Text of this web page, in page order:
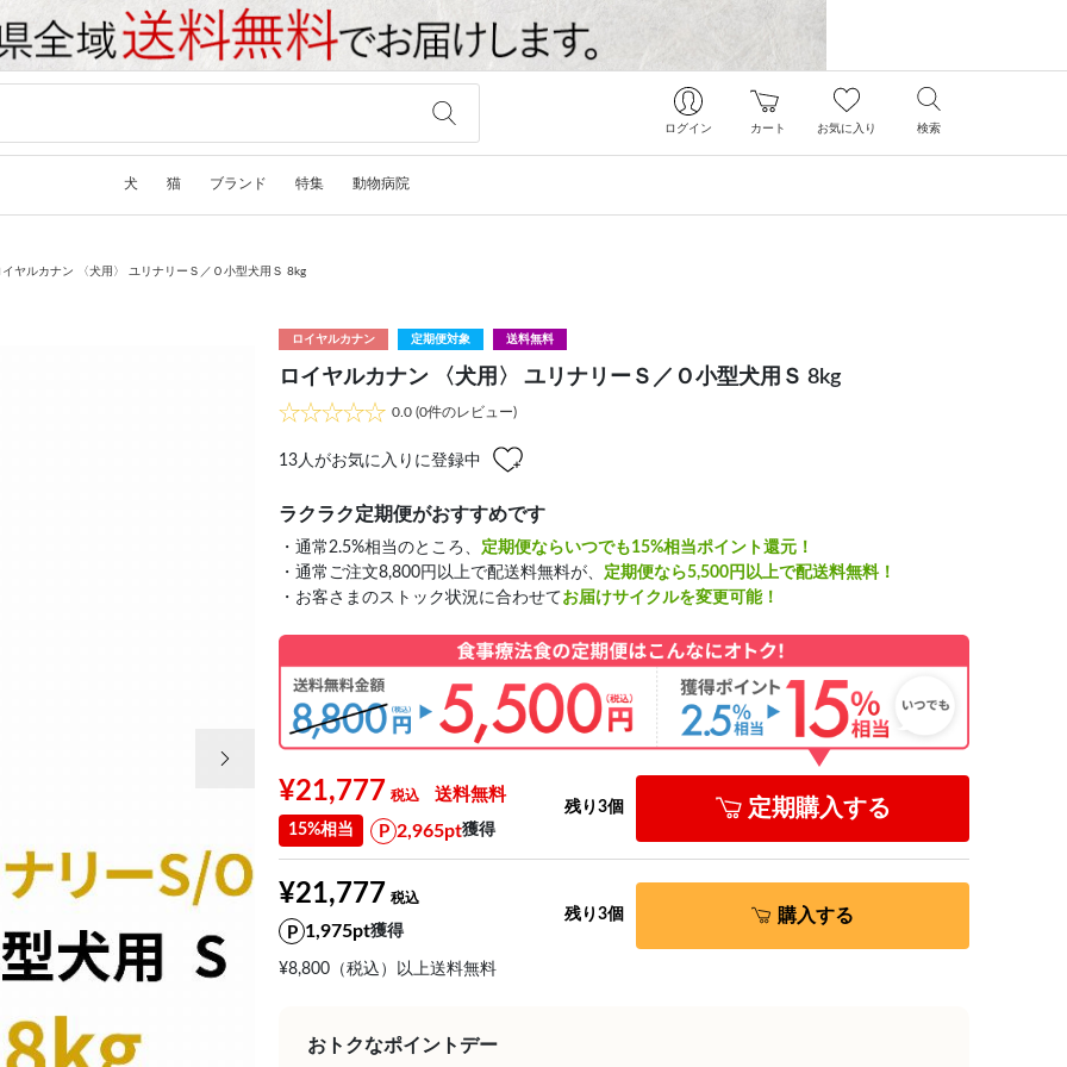
ログイン カート お気に入り 検索
犬 猫 ブランド 特集 動物病院
イヤルカナン 〈犬用〉 ユリナリーＳ／Ｏ小型犬用Ｓ 8kg
ロイヤルカナン 定期便対象 送料無料
ロイヤルカナン 〈犬用〉 ユリナリーＳ／Ｏ小型犬用Ｓ 8kg
0.0 (0件のレビュー)
13 人がお気に入りに登録中
ラクラク定期便がおすすめです
・通常2.5%相当のところ、 定期便ならいつでも15%相当ポイント還元！
・通常ご注文8,800円以上で配送料無料が、 定期便なら5,500円以上で配送料無料！
・お客さまのストック状況に合わせてお届けサイクルを変更可能！
¥21,777 送料無料
15%相当 2,965pt獲得
残り3個 定期購入する
¥21,777
1,975pt獲得
¥8,800（税込）以上送料無料
残り3個 購入する
おトクなポイントデー